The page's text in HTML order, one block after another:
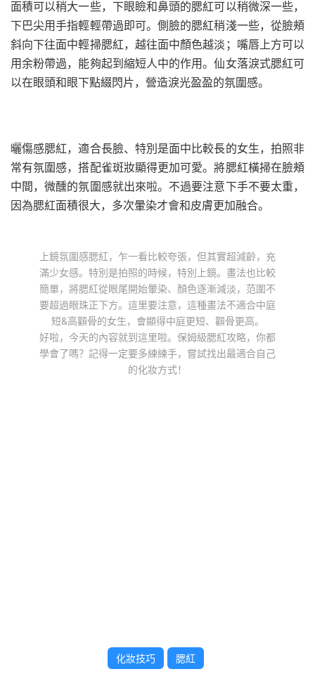
面積可以稍大一些，下眼瞼和鼻頭的腮紅可以稍微深一些，
下巴尖用手指輕輕帶過即可。側臉的腮紅稍淺一些，從臉頰
斜向下往面中輕掃腮紅，越往面中顏色越淡；嘴唇上方可以
用余粉帶過，能夠起到縮短人中的作用。仙女落淚式腮紅可
以在眼頭和眼下點綴閃片，營造淚光盈盈的氛圍感。
曬傷感腮紅，適合長臉、特別是面中比較長的女生，拍照非
常有氛圍感，搭配雀斑妝顯得更加可愛。將腮紅橫掃在臉頰
中間，微醺的氛圍感就出來啦。不過要注意下手不要太重，
因為腮紅面積很大，多次暈染才會和皮膚更加融合。
上鏡氛圍感腮紅，乍一看比較夸張，但其實超減齡，充
滿少女感。特別是拍照的時候，特別上鏡。畫法也比較
簡單，將腮紅從眼尾開始暈染、顏色逐漸減淡，范圍不
要超過眼珠正下方。這里要注意，這種畫法不適合中庭
短&高顴骨的女生，會顯得中庭更短、顴骨更高。
好啦，今天的內容就到這里啦。保姆級腮紅攻略，你都
學會了嗎？記得一定要多練練手，嘗試找出最適合自己
的化妝方式！
化妝技巧 腮紅